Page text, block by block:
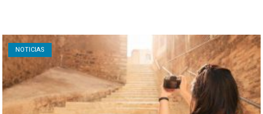
NOTICIAS
Open post